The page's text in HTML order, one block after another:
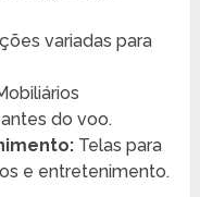
variadas para
do voo.
Telas para
e entretenimento.